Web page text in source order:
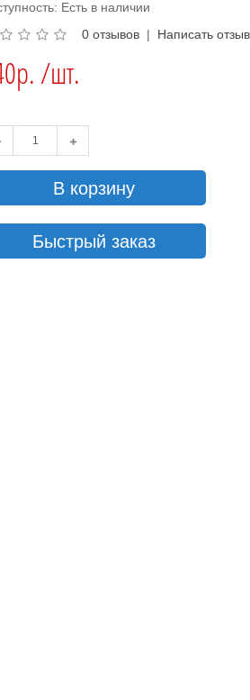
Есть в наличии
0 отзывов | Написать отзыв
/шт.
В корзину
Быстрый заказ